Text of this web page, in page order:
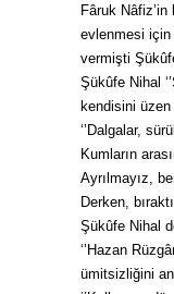
Fâruk
evlenmesi için
vermişti
Şükûfe Nihal
kendisini üzen
‘’Dalgalar,
Kumların
Ayrılmayız,
Derken,
Şükûfe Nihal
‘’Hazan
ümitsizliğini